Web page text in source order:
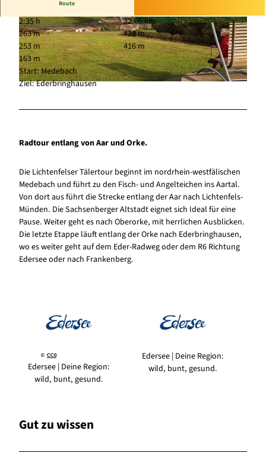
© Karuna Eckel, Edersee | Deine Region: wild, bunt, gesund.
© Karuna Eckel, Edersee | Deine Region: wild, b
unt, gesund.
© Karuna Eckel, Edersee | Deine Region: wild, b
unt, gesund.
Route
2:35 h
32,05 km
263 m
423 m
253 m
416 m
163 m
Start: Medebach
Ziel: Ederbringhausen
Radtour entlang von Aar und Orke.
Die Lichtenfelser Tälertour beginnt im nordrhein-westfälischen
Medebach und führt zu den Fisch- und Angelteichen ins Aartal.
Von dort aus führt die Strecke entlang der Aar nach Lichtenfels-
Münden. Die Sachsenberger Altstadt eignet sich Ideal für eine
Pause. Weiter geht es nach Oberorke, mit herrlichen Ausblicken.
Die letzte Etappe läuft entlang der Orke nach Ederbringhausen,
wo es weiter geht auf dem Eder-Radweg oder dem R6 Richtung
Edersee oder nach Frankenberg.
© CC0
Edersee | Deine Region:
wild, bunt, gesund.
Edersee | Deine Region:
wild, bunt, gesund.
Gut zu wissen